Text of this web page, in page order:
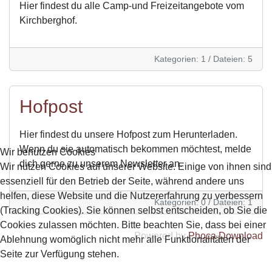
Hier findest du alle Camp-und Freizeitangebote vom
Kirchberghof.
Kategorien: 1 / Dateien: 5
Hofpost
Hier findest du unsere Hofpost zum Herunterladen.
Wenn du sie automatisch bekommen möchtest, melde
dich gerne zu unserem Newsletter an.
Kategorien: 0/Dateien: 1
Powered byPhoca Download
Wir benutzen Cookies
Wir nutzen Cookies auf unserer Website. Einige von ihnen sind
essenziell für den Betrieb der Seite, während andere uns
helfen, diese Website und die Nutzererfahrung zu verbessern
(Tracking Cookies). Sie können selbst entscheiden, ob Sie die
Cookies zulassen möchten. Bitte beachten Sie, dass bei einer
Ablehnung womöglich nicht mehr alle Funktionalitäten der
Seite zur Verfügung stehen.